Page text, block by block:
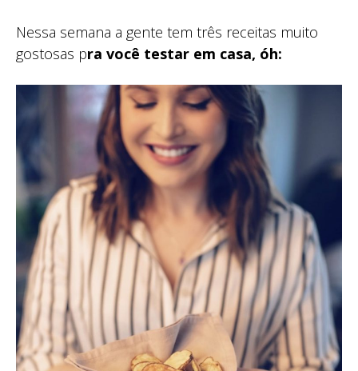
Nessa semana a gente tem três receitas muito
gostosas pra você testar em casa, óh: